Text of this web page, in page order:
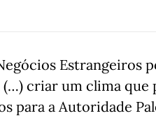
Estrangeiros
criar um clima que
para a Autoridade